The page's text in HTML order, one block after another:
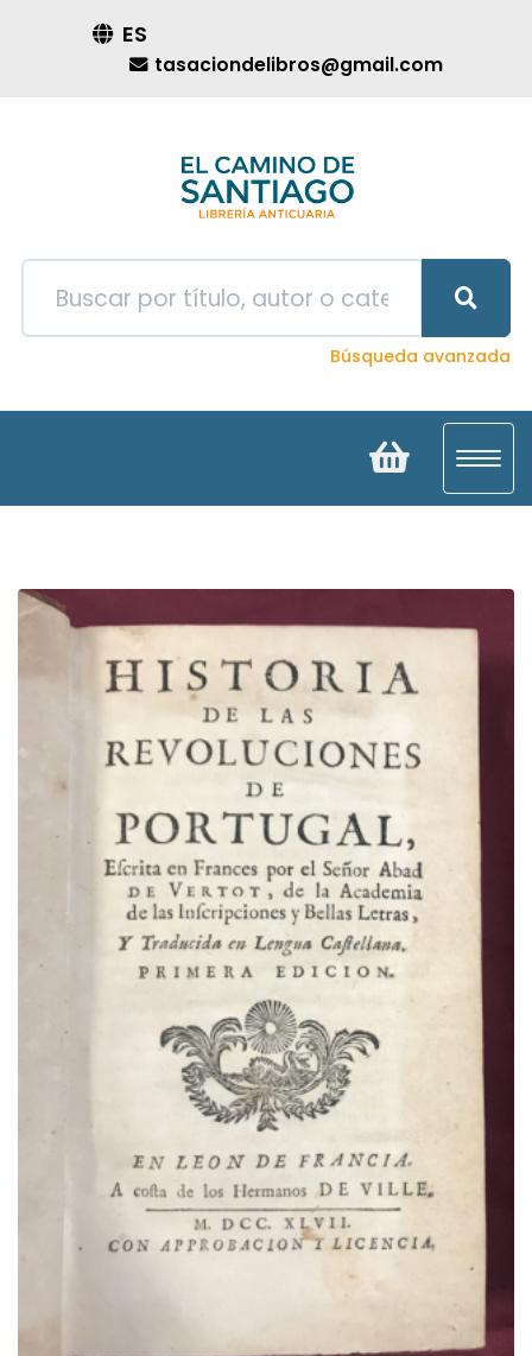
ES
tasaciondelibros@gmail.com
Búsqueda avanzada